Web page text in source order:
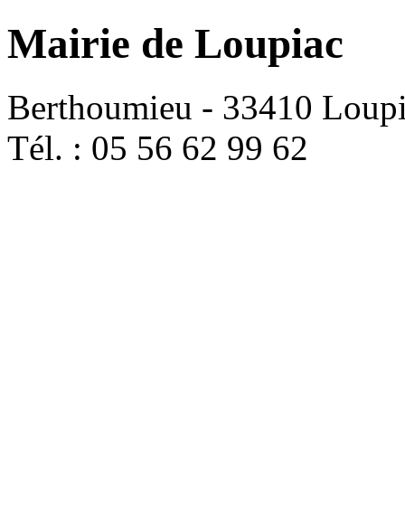
Mairie de Loupiac
Berthoumieu - 33410
Tél. : 05 56 62 99 62